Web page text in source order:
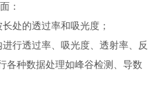
：
处的透过率和吸光度；
透过率、吸光度、透射率、反
各种数据处理如峰谷检测、导数